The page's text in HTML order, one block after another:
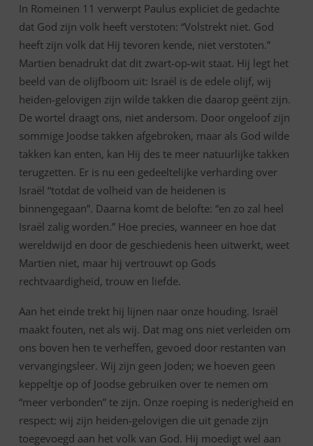
In Romeinen 11 verwerpt Paulus expliciet de gedachte
dat God zijn volk heeft verstoten: “Volstrekt niet. God
heeft zijn volk dat Hij tevoren kende, niet verstoten.”
Martien benadrukt dat dit zwart-op-wit staat. Hij legt het
beeld van de olijfboom uit: Israël is de edele olijf, wij
heiden-gelovigen zijn wilde takken die daarop geënt zijn.
De wortel draagt ons, niet andersom. Door ongeloof zijn
sommige Joodse takken afgebroken, maar als God wilde
takken kan enten, kan Hij des te meer natuurlijke takken
terugzetten. Er is nu een gedeeltelijke verharding over
Israël “totdat de volheid van de heidenen is
binnengegaan”. Daarna komt de belofte: “en zo zal heel
Israël zalig worden.” Hoe precies, wanneer en hoe dat
wereldwijd en door de geschiedenis heen uitwerkt, weet
Martien niet, maar hij vertrouwt op Gods
rechtvaardigheid, trouw en liefde.
Aan het einde trekt hij lijnen naar onze houding. Israël
maakt fouten, net als wij. Dat mag ons niet verleiden om
ons boven hen te verheffen, gevoed door restanten van
vervangingsleer. Wij zijn geen Joden; we hoeven geen
keppeltje op of Joodse gebruiken over te nemen om
“meer verbonden” te zijn. Onze roeping is nederigheid en
respect: wij zijn heiden-gelovigen die uit genade zijn
toegevoegd aan het volk van God. Hij moedigt wel aan